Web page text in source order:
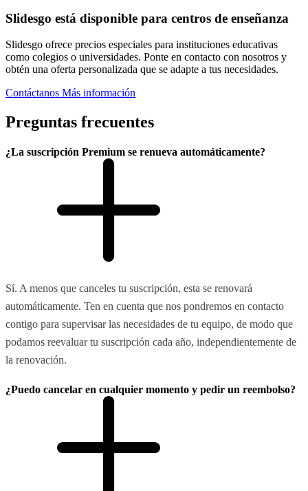
Slidesgo está disponible para centros de enseñanza
Slidesgo ofrece precios especiales para instituciones educativas
como colegios o universidades. Ponte en contacto con nosotros y
obtén una oferta personalizada que se adapte a tus necesidades.
Contáctanos Más información
Preguntas frecuentes
¿La suscripción Premium se renueva automáticamente?
Sí. A menos que canceles tu suscripción, esta se renovará
automáticamente. Ten en cuenta que nos pondremos en contacto
contigo para supervisar las necesidades de tu equipo, de modo que
podamos reevaluar tu suscripción cada año, independientemente de
la renovación.
¿Puedo cancelar en cualquier momento y pedir un reembolso?